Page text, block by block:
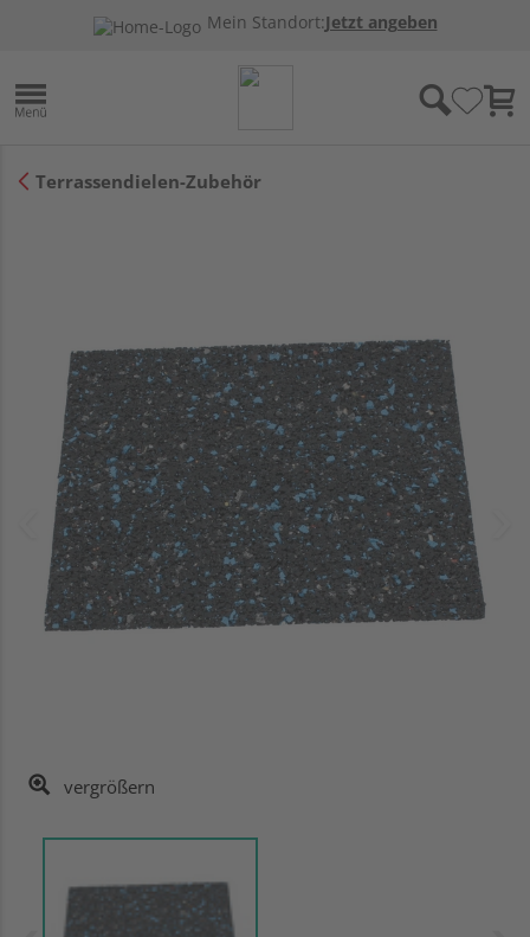
Mein Standort:Jetzt angeben
Terrassendielen-Zubehör
vergrößern